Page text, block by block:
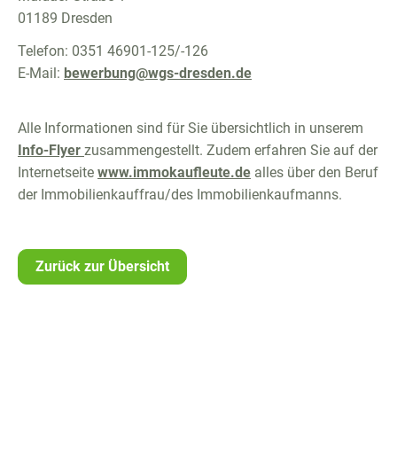
01189 Dresden
Telefon: 0351 46901-125/-126
E-Mail: bewerbung@wgs-dresden.de
Alle Informationen sind für Sie übersichtlich in unserem
Info-Flyer zusammengestellt. Zudem erfahren Sie auf der
Internetseite www.immokaufleute.de alles über den Beruf
der Immobilienkauffrau/des Immobilienkaufmanns.
Zurück zur Übersicht